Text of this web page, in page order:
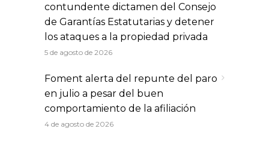
contundente dictamen del Consejo
de Garantías Estatutarias y detener
los ataques a la propiedad privada
5 de agosto de 2026
Foment alerta del repunte del paro
en julio a pesar del buen
comportamiento de la afiliación
4 de agosto de 2026